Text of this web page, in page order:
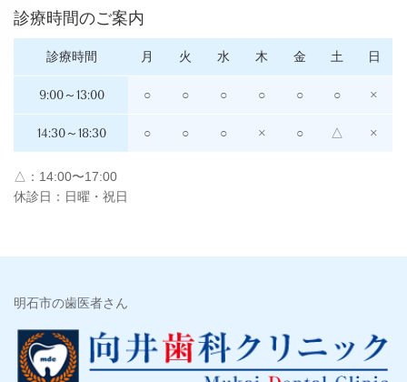
診療時間のご案内
診療時間 月 火 水 木 金 土 日
9:00～13:00 ○ ○ ○ ○ ○ ○ ×
14:30～18:30 ○ ○ ○ × ○ △ ×
△：14:00〜17:00
休診日：日曜・祝日
明石市の歯医者さん